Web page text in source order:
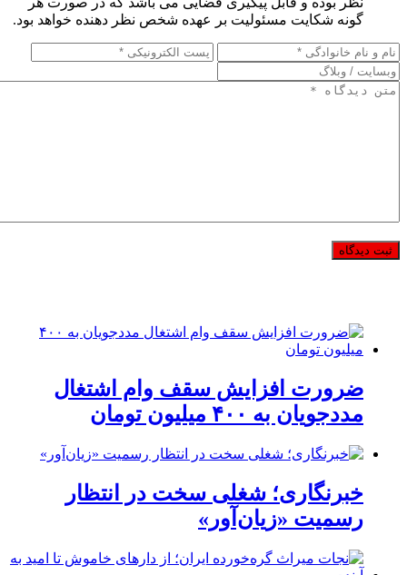
گونه شکایت مسئولیت بر عهده شخص نظر دهنده خواهد بود.
ضرورت افزایش سقف وام اشتغال
مددجویان به ۴۰۰ میلیون تومان
خبرنگاری؛ شغلی سخت در انتظار
رسمیت «زیان‌آور»